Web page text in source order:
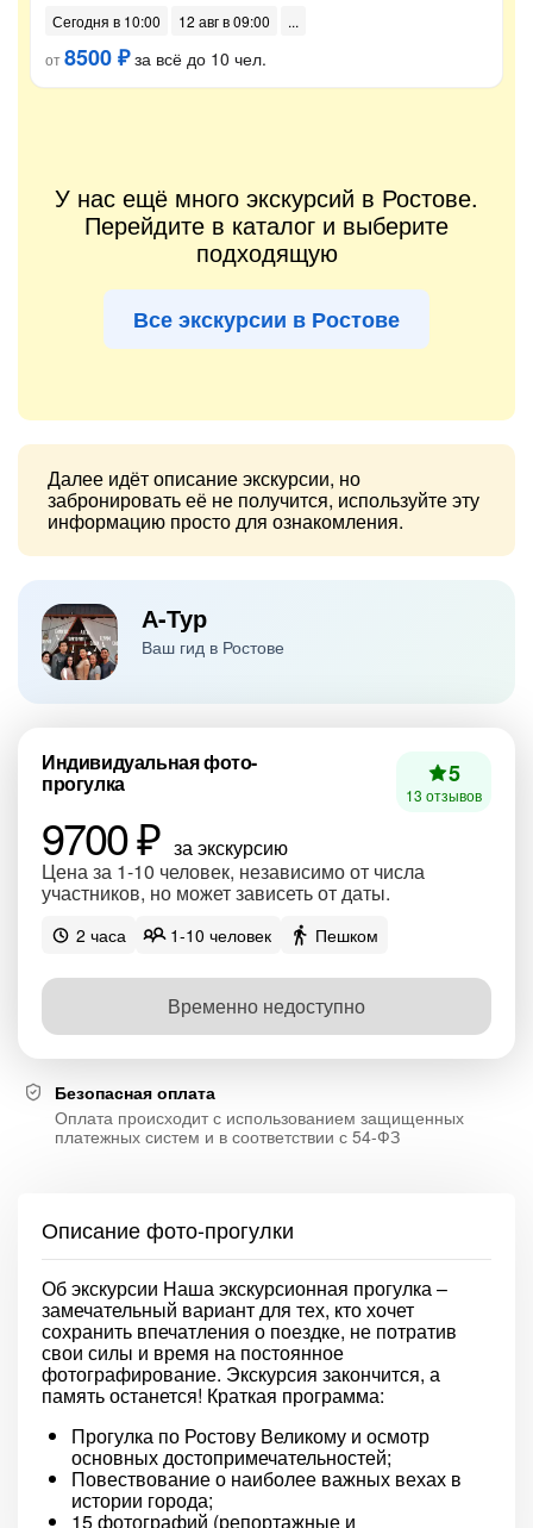
Сегодня в 10:00
12 авг в 09:00
от8500 ₽за всё до 10 чел.
У нас ещё много экскурсий в Ростове.
Перейдите в каталог и выберите
подходящую
Все экскурсии в Ростове
Далее идёт описание экскурсии, но
забронировать её не получится, используйте эту
информацию просто для ознакомления.
А-Тур
Ваш гид в Ростове
Индивидуальная фото-
прогулка
9700 ₽ за экскурсию
Цена за 1-10 человек, независимо от числа
участников, но может зависеть от даты.
5
13 отзывов
2 часа 1-10 человек Пешком
Временно недоступно
Безопасная оплата
Оплата происходит с использованием защищенных
платежных систем и в соответствии с 54-ФЗ
Описание фото-прогулки
Об экскурсии Наша экскурсионная прогулка –
замечательный вариант для тех, кто хочет
сохранить впечатления о поездке, не потратив
свои силы и время на постоянное
фотографирование. Экскурсия закончится, а
память останется! Краткая программа:
Прогулка по Ростову Великому и осмотр
основных достопримечательностей;
Повествование о наиболее важных вехах в
истории города;
15 фотографий (репортажные и